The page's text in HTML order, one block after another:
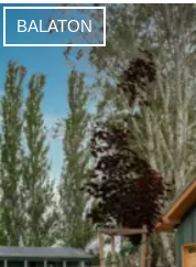
BALATON